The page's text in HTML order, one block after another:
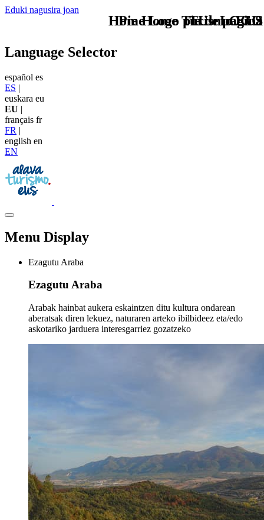
Eduki nagusira joan
TU - LOGO
Language Selector
español es
ES |
euskara eu
EU |
français fr
FR |
english en
EN
Menu Display
Ezagutu Araba
Ezagutu Araba
Arabak hainbat aukera eskaintzen ditu kultura ondarean
aberatsak diren lekuez, naturaren arteko ibilbideez eta/edo
askotariko jarduera interesgarriez gozatzeko
Home Logo pie de página
Pie Home Turismo EUS